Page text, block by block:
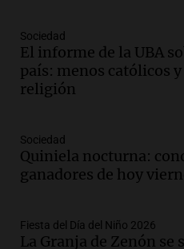
Audio.
como enfermedad
de un docente
Panorama Federal
Luis a partir de
regulación de la
Panorama Federal
Audio.Gabriela
la población del
Sociedad
El informe de la UBA
país: menos católicos
religión
Sociedad
Quiniela nocturna:
ganadores de hoy
Fiesta del Día del Niño 2026
La Granja de Zenón se